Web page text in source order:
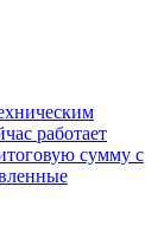
работает
сумму с